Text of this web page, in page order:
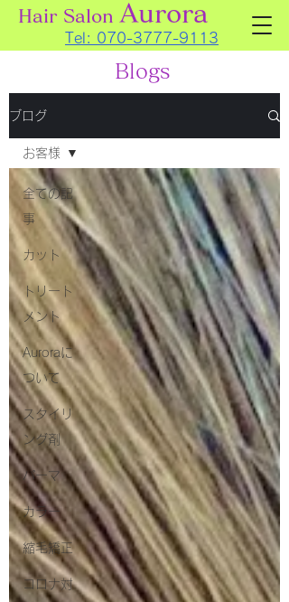
Hair Salon Aurora
Tel: 070-3777-9113
Blogs
ブログ
全ての記
事
カット
トリート
メント
Auroraに
ついて
スタイリ
ング剤
パーマ
カラー
縮毛矯正
コロナ対
お客様